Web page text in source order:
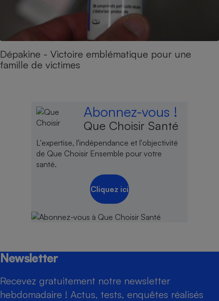
Dépakine - Victoire emblématique pour une
famille de victimes
Abonnez-vous !
Que Choisir Santé
L'expertise, l'indépendance et l'objectivité
de Que Choisir Ensemble pour votre
santé.
Cliquez ici
Newsletter
Recevez gratuitement notre newsletter
hebdomadaire ! Actus, tests, enquêtes réalisés